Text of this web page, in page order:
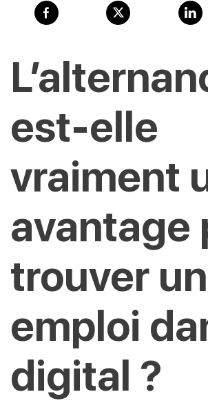
est-elle
vraiment
avantage
trouver un
emploi
digital ?